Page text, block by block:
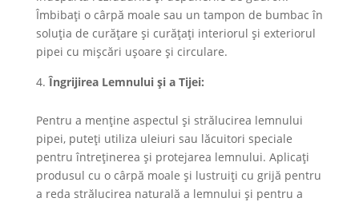
Îmbibați o cârpă moale sau un tampon de bumbac în
soluția de curățare și curățați interiorul și exteriorul
pipei cu mișcări ușoare și circulare.
Îngrijirea Lemnului și a Tijei:
Pentru a menține aspectul și strălucirea lemnului
pipei, puteți utiliza uleiuri sau lăcuitori speciale
pentru întreținerea și protejarea lemnului. Aplicați
produsul cu o cârpă moale și lustruiți cu grijă pentru
a reda strălucirea naturală a lemnului și pentru a